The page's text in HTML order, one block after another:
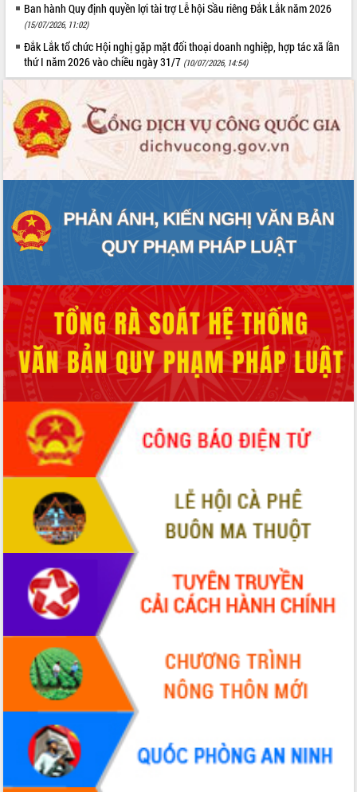
Ban hành Quy định quyền lợi tài trợ Lễ hội Sầu riêng Đắk Lắk năm 2026
(15/07/2026, 11:02)
Đắk Lắk tổ chức Hội nghị gặp mặt đối thoại doanh nghiệp, hợp tác xã lần
thứ I năm 2026 vào chiều ngày 31/7 (10/07/2026, 14:54)